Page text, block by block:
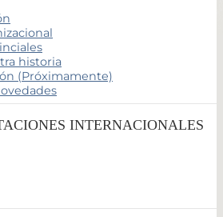
historia
(Próximamente)
INTERNACIONALES